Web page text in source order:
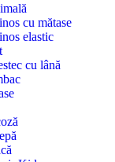
cu mătase
elastic
cu lână